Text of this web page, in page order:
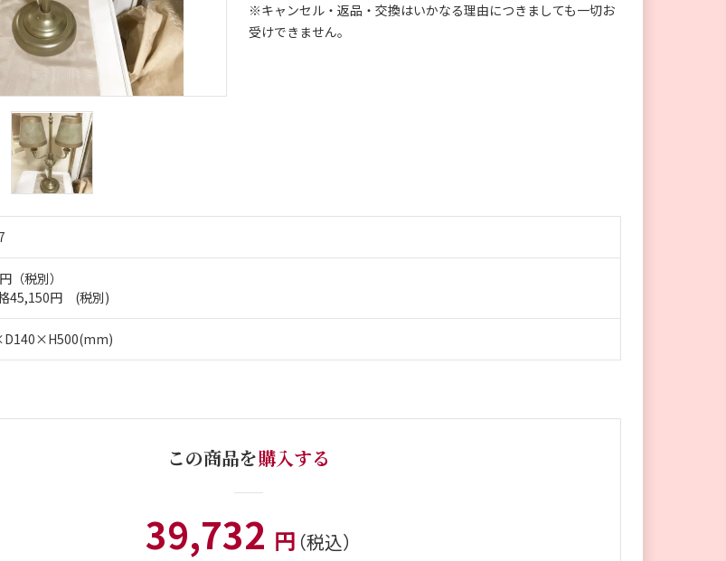
※キャンセル・返品・交換はいかなる理由につきましても一切お
受けできません。
（税別）
45,150円 (税別)
この商品を購入する
39,732 円（税込）